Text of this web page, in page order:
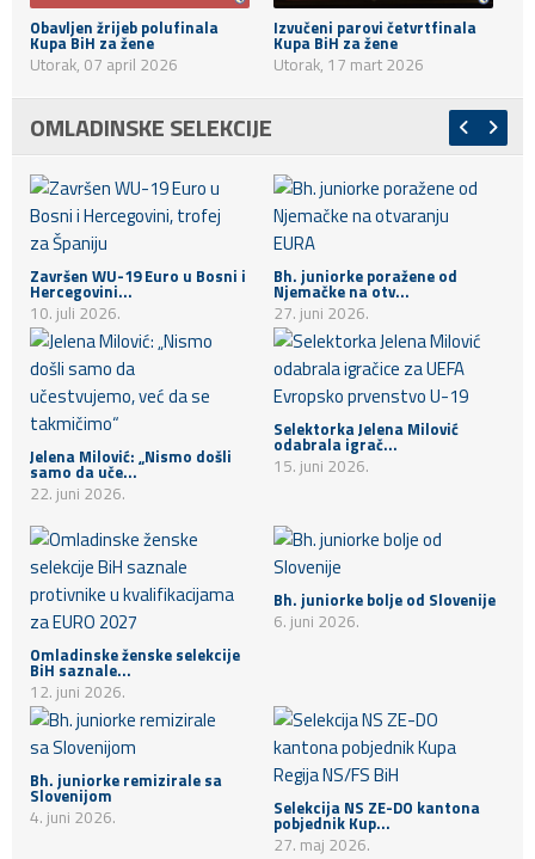
Obavljen žrijeb polufinala
Kupa BiH za žene
Utorak, 07 april 2026
Izvučeni parovi četvrtfinala
Kupa BiH za žene
Utorak, 17 mart 2026
OMLADINSKE SELEKCIJE
Završen WU-19 Euro u Bosni i
Hercegovini...
10. juli 2026.
Bh. juniorke poražene od
Njemačke na otv...
27. juni 2026.
Jelena Milović: „Nismo došli
samo da uče...
22. juni 2026.
Selektorka Jelena Milović
odabrala igrač...
15. juni 2026.
Omladinske ženske selekcije
BiH saznale...
12. juni 2026.
Bh. juniorke bolje od Slovenije
6. juni 2026.
Bh. juniorke remizirale sa
Slovenijom
4. juni 2026.
Selekcija NS ZE-DO kantona
pobjednik Kup...
27. maj 2026.